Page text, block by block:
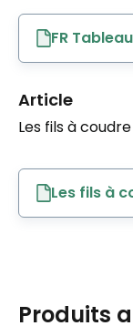
FR
Article
Les fils à coudre
Les fils à
Produits